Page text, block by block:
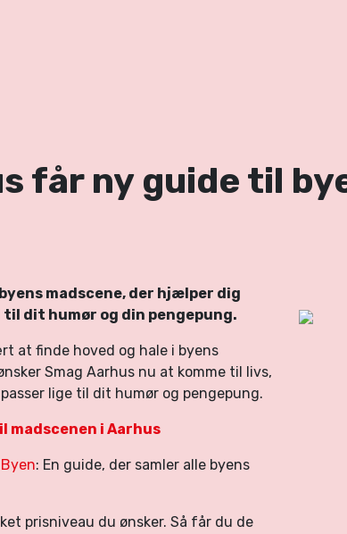
får ny guide til
madscene, der hjælper dig
dit humør og din pengepung.
at finde hoved og hale i byens
Smag Aarhus nu at komme til livs,
lige til dit humør og pengepung.
madscenen i Aarhus
: En guide, der samler alle byens
prisniveau du ønsker. Så får du de